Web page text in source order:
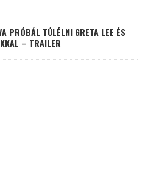
PRÓBÁL TÚLÉLNI GRETA LEE ÉS
– TRAILER